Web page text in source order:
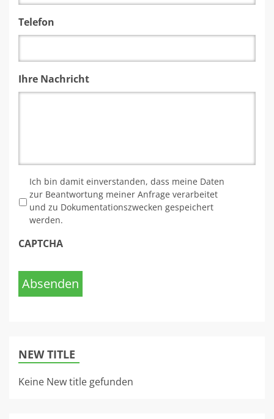
Telefon
Ihre Nachricht
Ich bin damit einverstanden, dass meine Daten
zur Beantwortung meiner Anfrage verarbeitet
und zu Dokumentationszwecken gespeichert
werden.
CAPTCHA
Absenden
NEW TITLE
Keine New title gefunden